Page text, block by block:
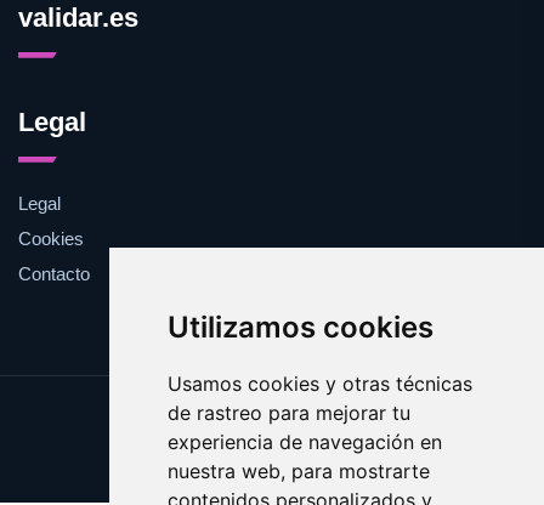
Utilizamos cookies
Usamos cookies y otras técnicas
de rastreo para mejorar tu
experiencia de navegación en
nuestra web, para mostrarte
contenidos personalizados y
validar.es
Legal
Legal
Cookies
Contacto
Update cookies preferences
Copyright © 2025 validar.es